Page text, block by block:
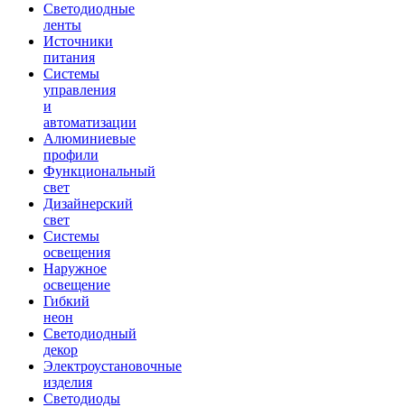
Светодиодные
ленты
Источники
питания
Системы
управления
и
автоматизации
Алюминиевые
профили
Функциональный
свет
Дизайнерский
свет
Системы
освещения
Наружное
освещение
Гибкий
неон
Светодиодный
декор
Электроустановочные
изделия
Светодиоды